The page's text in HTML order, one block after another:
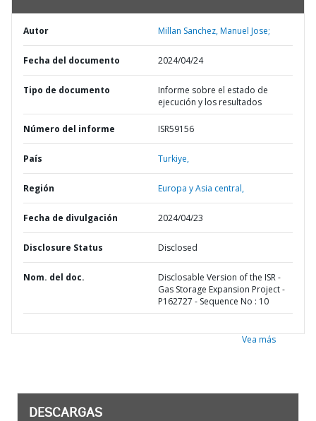
Autor Millan Sanchez, Manuel Jose;
Fecha del documento 2024/04/24
Tipo de documento
Informe sobre el estado de
ejecución y los resultados
Número del informe ISR59156
País Turkiye,
Región Europa y Asia central,
Fecha de divulgación 2024/04/23
Disclosure Status Disclosed
Nom. del doc.
Disclosable Version of the ISR -
Gas Storage Expansion Project -
P162727 - Sequence No : 10
Vea más
DESCARGAS